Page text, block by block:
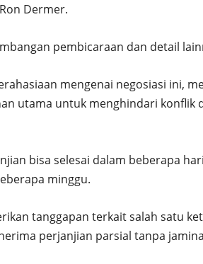
Dermer.
pembicaraan dan detail
mengenai negosiasi ini,
utama untuk menghindari konflik
bisa selesai dalam beberapa
minggu.
tanggapan terkait salah satu
perjanjian parsial tanpa